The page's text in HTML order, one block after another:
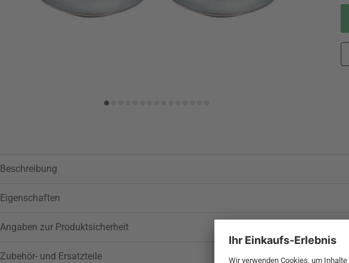
Wunschliste hinzufügen
Beschreibung
Eigenschaften
Angaben zur Produktsicherheit
Zubehör- und Ersatzteile